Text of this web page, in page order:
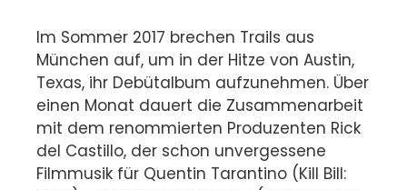
Im Sommer 2017 brechen Trails aus
München auf, um in der Hitze von Austin,
Texas, ihr Debütalbum aufzunehmen. Über
einen Monat dauert die Zusammenarbeit
mit dem renommierten Produzenten Rick
del Castillo, der schon unvergessene
Filmmusik für Quentin Tarantino (Kill Bill: